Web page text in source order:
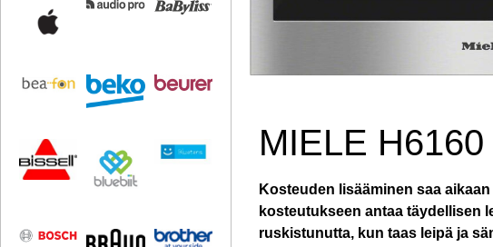
MIELE H6160
Kosteuden lisääminen saa
kosteutukseen antaa täydellisen
ruskistunutta, kun taas leipä ja